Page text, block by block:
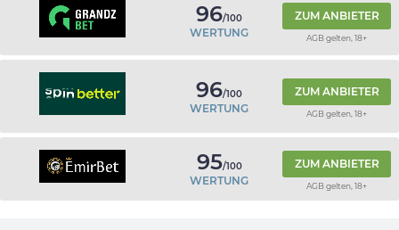
96/100
WERTUNG
ZUM ANBIETER
AGB gelten, 18+
96/100
WERTUNG
ZUM ANBIETER
AGB gelten, 18+
95/100
WERTUNG
ZUM ANBIETER
AGB gelten, 18+